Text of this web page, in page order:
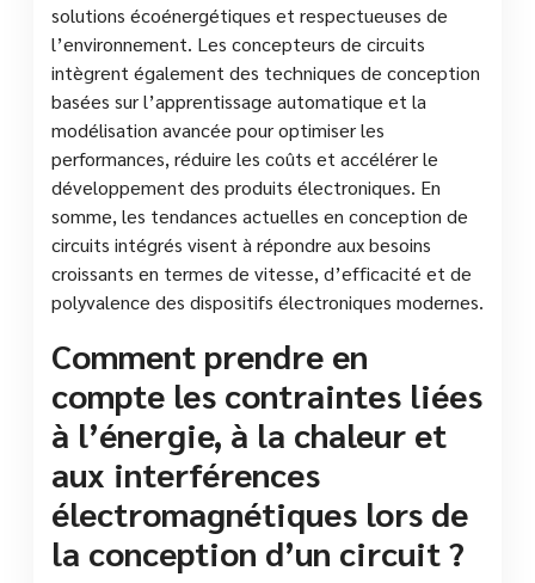
solutions écoénergétiques et respectueuses de
l’environnement. Les concepteurs de circuits
intègrent également des techniques de conception
basées sur l’apprentissage automatique et la
modélisation avancée pour optimiser les
performances, réduire les coûts et accélérer le
développement des produits électroniques. En
somme, les tendances actuelles en conception de
circuits intégrés visent à répondre aux besoins
croissants en termes de vitesse, d’efficacité et de
polyvalence des dispositifs électroniques modernes.
Comment prendre en
compte les contraintes liées
à l’énergie, à la chaleur et
aux interférences
électromagnétiques lors de
la conception d’un circuit ?